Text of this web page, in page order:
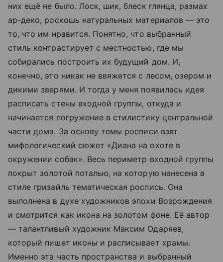
них ещё не было. Лоск, шик, блеск глянца, размах
ар-деко, роскошь натуральных материалов — это
то, что им нравится. Понятно, что выбранный
стиль контрастирует с местностью, где мы
собирались построить их будущий дом. И,
конечно, это никак не ввяжется с лесом, озером и
дикими зверями. И тогда у меня появилась идея
расписать стены входной группы, откуда и
начинается погружение в стилистику центральной
части дома. За основу темы росписи взят
мифологический сюжет «Диана на охоте в
окружении собак». Весь периметр входной группы
покрыт золотой поталью, на которую нанесена в
стиле гризайль тематическая роспись. Она
выполнена в духе художников эпохи Возрождения
и смотрится как икона на золотом фоне. Её автор
— талантливый художник Максим Одаряев,
который пишет иконы и расписывает храмы.
Именно эта часть пространства и выбранный